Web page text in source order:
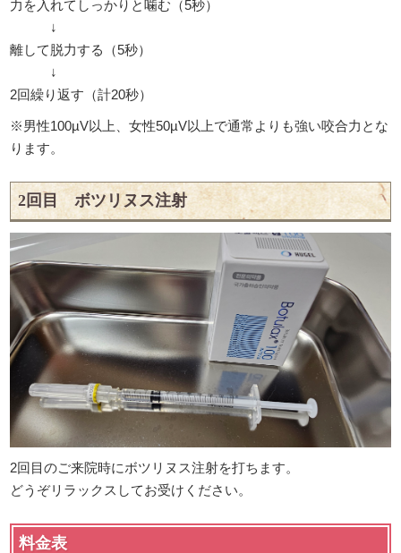
力を入れてしっかりと噛む（5秒）
↓
離して脱力する（5秒）
↓
2回繰り返す（計20秒）
※男性100µV以上、女性50µV以上で通常よりも強い咬合力とな
ります。
2回目 ボツリヌス注射
2回目のご来院時にボツリヌス注射を打ちます。
どうぞリラックスしてお受けください。
料金表